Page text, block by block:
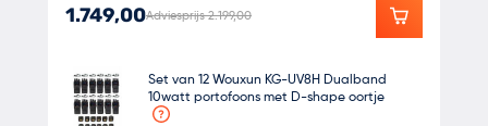
1.749,00Adviesprijs 2.199,00
Set van 12 Wouxun KG-UV8H Dualband
10watt portofoons met D-shape oortje